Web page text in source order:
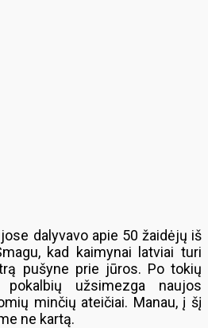
dalyvavo apie 50 žaidėjų iš
kad kaimynai latviai turi
pušyne prie jūros. Po tokių
užsimezga naujos
minčių ateičiai. Manau, į šį
ne kartą.